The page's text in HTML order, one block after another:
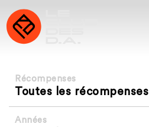
Récompenses
Toutes les récompenses
Années